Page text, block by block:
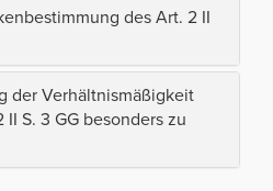
des Art. 2 II
der Verhältnismäßigkeit
S. 3 GG besonders zu